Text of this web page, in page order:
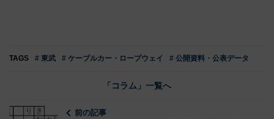
TAGS # 東武 # ケーブルカー・ロープウェイ # 公開資料・公表データ
「コラム」一覧へ
前の記事